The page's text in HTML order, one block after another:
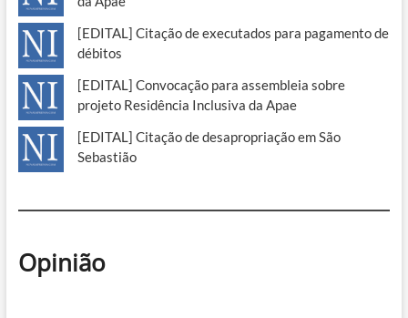
[EDITAL] Citação de executados para pagamento de
débitos
[EDITAL] Convocação para assembleia sobre
projeto Residência Inclusiva da Apae
[EDITAL] Citação de desapropriação em São
Sebastião
Opinião